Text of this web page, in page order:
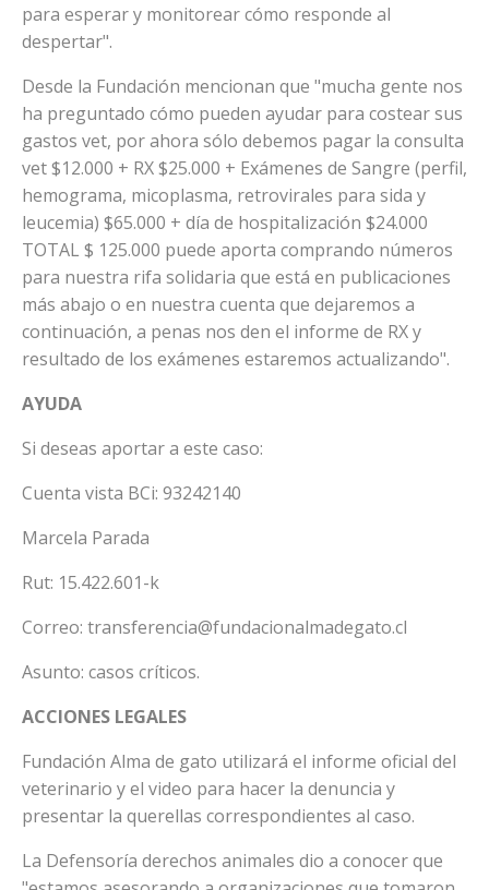
para esperar y monitorear cómo responde al
despertar".
Desde la Fundación mencionan que "mucha gente nos
ha preguntado cómo pueden ayudar para costear sus
gastos vet, por ahora sólo debemos pagar la consulta
vet $12.000 + RX $25.000 + Exámenes de Sangre (perfil,
hemograma, micoplasma, retrovirales para sida y
leucemia) $65.000 + día de hospitalización $24.000
TOTAL $ 125.000 puede aporta comprando números
para nuestra rifa solidaria que está en publicaciones
más abajo o en nuestra cuenta que dejaremos a
continuación, a penas nos den el informe de RX y
resultado de los exámenes estaremos actualizando".
AYUDA
Si deseas aportar a este caso:
Cuenta vista BCi: 93242140
Marcela Parada
Rut: 15.422.601-k
Correo: transferencia@fundacionalmadegato.cl
Asunto: casos críticos.
ACCIONES LEGALES
Fundación Alma de gato utilizará el informe oficial del
veterinario y el video para hacer la denuncia y
presentar la querellas correspondientes al caso.
La Defensoría derechos animales dio a conocer que